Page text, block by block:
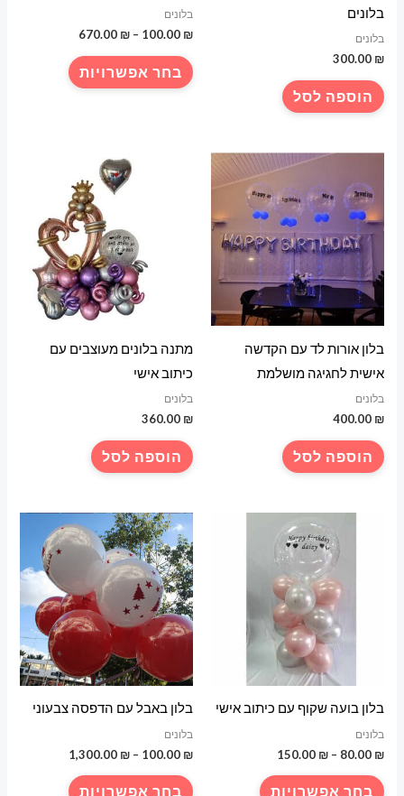
בלונים
בלונים
300.00 ₪
הוספה לסל
בלונים
100.00 ₪
–
670.00 ₪
עד בחר אפשרויות
לבחור
את
האפשרויות
בעמוד
המוצר
בלון אורות לד עם הקדשה
אישית לחגיגה מושלמת
בלונים
400.00 ₪
הוספה לסל
מתנה בלונים מעוצבים עם
כיתוב אישי
בלונים
360.00 ₪
הוספה לסל
בלון בועה שקוף עם כיתוב אישי
בלונים
80.00 ₪
–
150.00 ₪
בחר אפשרויות
בלון באבל עם הדפסה צבעוני
בלונים
100.00 ₪
–
1,300.00 ₪
בחר אפשרויות